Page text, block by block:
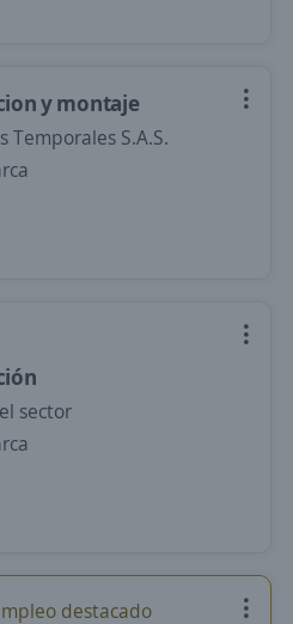
y montaje
Temporales S.A.S.
sector
destacado